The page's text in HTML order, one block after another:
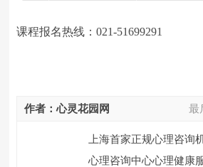
课程报名热线：021-51699291
最
作者：心灵花园网
上海首家正规心理咨询
心理咨询中心心理健康